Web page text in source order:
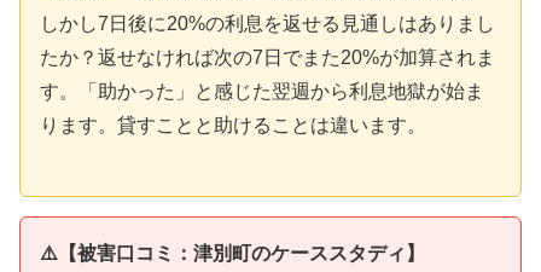
しかし7日後に20%の利息を返せる見通しはありまし
たか？返せなければ次の7日でまた20%が加算されま
す。「助かった」と感じた翌週から利息地獄が始ま
ります。貸すことと助けることは違います。
⚠️【被害口コミ：津別町のケーススタディ】